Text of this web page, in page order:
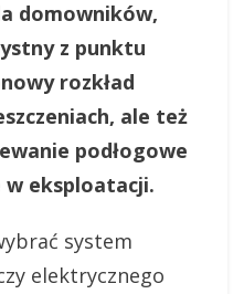
domowników,
z punktu
rozkład
ale też
podłogowe
eksploatacji.
system
elektrycznego